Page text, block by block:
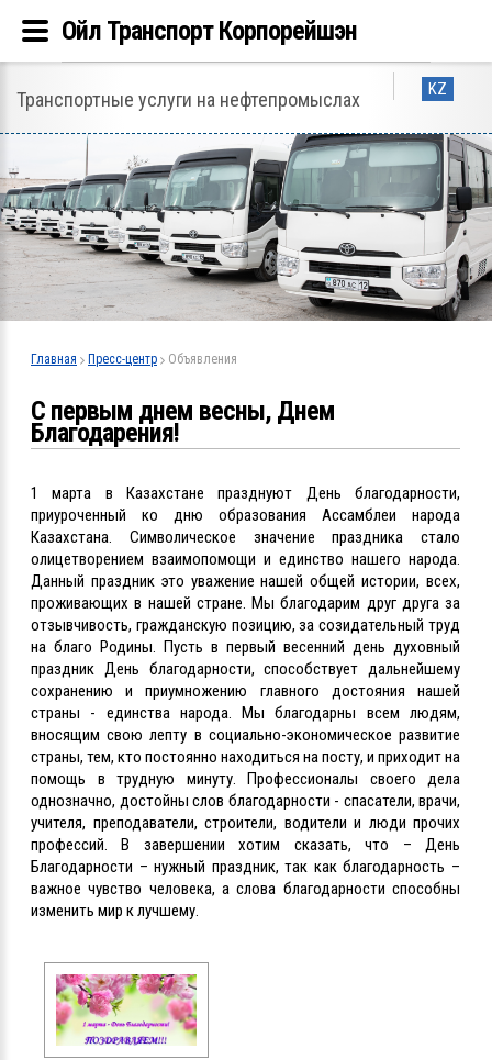
KZ
Транспортные услуги на нефтепромыслах
Главная Пресс-центр Объявления
С первым днем весны, Днем
Благодарения!
1 марта в Казахстане празднуют День благодарности,
приуроченный ко дню образования Ассамблеи народа
Казахстана. Символическое значение праздника стало
олицетворением взаимопомощи и единство нашего народа.
Данный праздник это уважение нашей общей истории, всех,
проживающих в нашей стране. Мы благодарим друг друга за
отзывчивость, гражданскую позицию, за созидательный труд
на благо Родины. Пусть в первый весенний день духовный
праздник День благодарности, способствует дальнейшему
сохранению и приумножению главного достояния нашей
страны - единства народа. Мы благодарны всем людям,
вносящим свою лепту в социально-экономическое развитие
страны, тем, кто постоянно находиться на посту, и приходит на
помощь в трудную минуту. Профессионалы своего дела
однозначно, достойны слов благодарности - спасатели, врачи,
учителя, преподаватели, строители, водители и люди прочих
профессий. В завершении хотим сказать, что – День
Благодарности – нужный праздник, так как благодарность –
важное чувство человека, а слова благодарности способны
изменить мир к лучшему.
Ойл Транспорт Корпорейшэн